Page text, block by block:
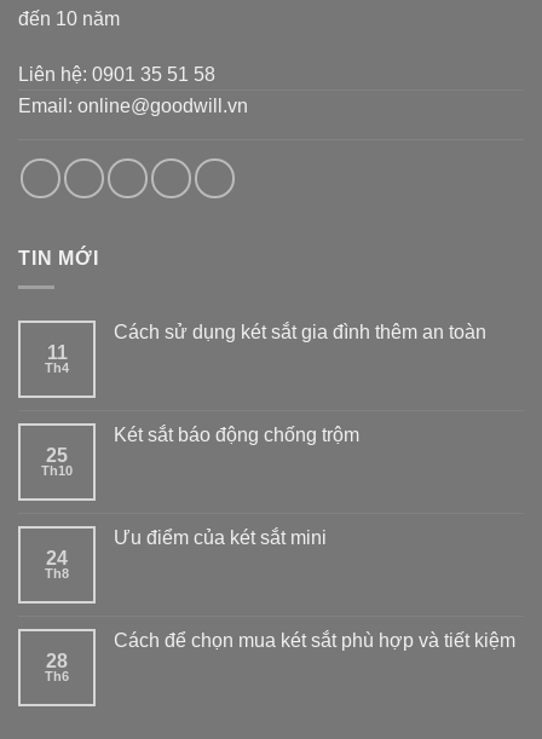
đến 10 năm
Liên hệ: 0901 35 51 58
Email: online@goodwill.vn
TIN MỚI
11
Th4
Cách sử dụng két sắt gia đình thêm an toàn
25
Th10
Két sắt báo động chống trộm
24
Th8
Ưu điểm của két sắt mini
28
Th6
Cách để chọn mua két sắt phù hợp và tiết kiệm